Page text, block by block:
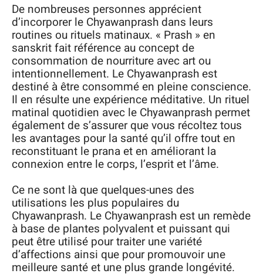
De nombreuses personnes apprécient
d’incorporer le Chyawanprash dans leurs
routines ou rituels matinaux. « Prash » en
sanskrit fait référence au concept de
consommation de nourriture avec art ou
intentionnellement. Le Chyawanprash est
destiné à être consommé en pleine conscience.
Il en résulte une expérience méditative. Un rituel
matinal quotidien avec le Chyawanprash permet
également de s’assurer que vous récoltez tous
les avantages pour la santé qu’il offre tout en
reconstituant le prana et en améliorant la
connexion entre le corps, l’esprit et l’âme.
Ce ne sont là que quelques-unes des
utilisations les plus populaires du
Chyawanprash. Le Chyawanprash est un remède
à base de plantes polyvalent et puissant qui
peut être utilisé pour traiter une variété
d’affections ainsi que pour promouvoir une
meilleure santé et une plus grande longévité.